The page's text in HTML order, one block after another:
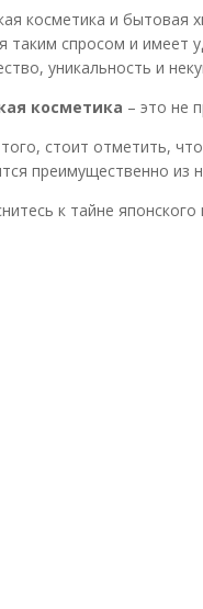
косметика и бытовая
таким спросом и имеет
уникальность и
косметика – это не
стоит отметить, что
преимущественно из
к тайне японского